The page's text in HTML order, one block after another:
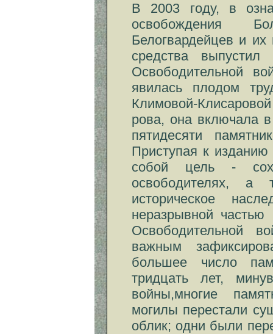
В 2003 году, в
освобождения
Белогвардейцев и
средства
Освободительной
явилась плодом
Климовой-
рова, она включала
пятидесяти
Приступая к
собой цель -
освободителях, а
историческое
неразрывной частью
Освободительной
важным
большее число
тридцать лет,
войны,многие
могилы перестали
облик; одни были